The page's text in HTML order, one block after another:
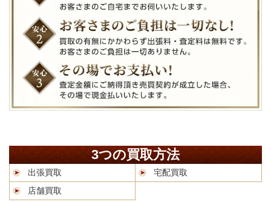
3つの買取方法
出張買取
宅配買取
店舗買取